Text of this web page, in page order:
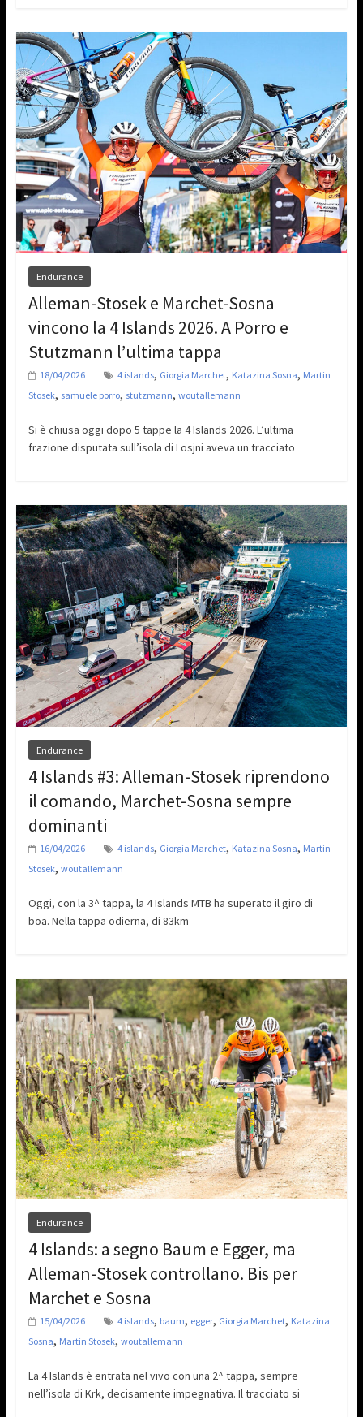
Endurance
Alleman-Stosek e Marchet-Sosna
vincono la 4 Islands 2026. A Porro e
Stutzmann l’ultima tappa
18/04/2026 4 islands, Giorgia Marchet, Katazina Sosna, Martin
Stosek, samuele porro, stutzmann, woutallemann
Si è chiusa oggi dopo 5 tappe la 4 Islands 2026. L’ultima
frazione disputata sull’isola di Losjni aveva un tracciato
Endurance
4 Islands #3: Alleman-Stosek riprendono
il comando, Marchet-Sosna sempre
dominanti
16/04/2026 4 islands, Giorgia Marchet, Katazina Sosna, Martin
Stosek, woutallemann
Oggi, con la 3^ tappa, la 4 Islands MTB ha superato il giro di
boa. Nella tappa odierna, di 83km
Endurance
4 Islands: a segno Baum e Egger, ma
Alleman-Stosek controllano. Bis per
Marchet e Sosna
15/04/2026 4 islands, baum, egger, Giorgia Marchet, Katazina
Sosna, Martin Stosek, woutallemann
La 4 Islands è entrata nel vivo con una 2^ tappa, sempre
nell’isola di Krk, decisamente impegnativa. Il tracciato si